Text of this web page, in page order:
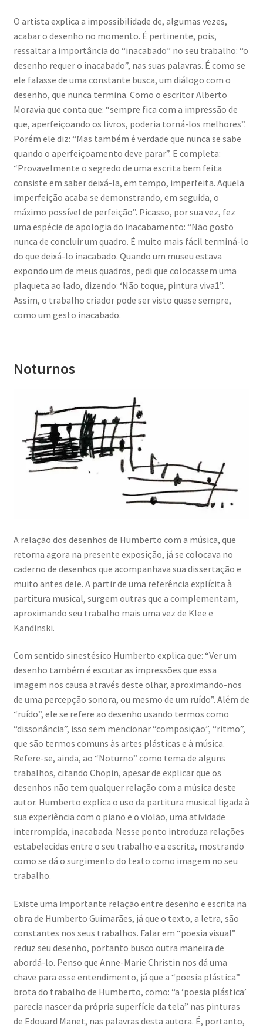
O artista explica a impossibilidade de, algumas vezes,
acabar o desenho no momento. É pertinente, pois,
ressaltar a importância do “inacabado” no seu trabalho: “o
desenho requer o inacabado”, nas suas palavras. É como se
ele falasse de uma constante busca, um diálogo com o
desenho, que nunca termina. Como o escritor Alberto
Moravia que conta que: “sempre fica com a impressão de
que, aperfeiçoando os livros, poderia torná-los melhores”.
Porém ele diz: “Mas também é verdade que nunca se sabe
quando o aperfeiçoamento deve parar”. E completa:
“Provavelmente o segredo de uma escrita bem feita
consiste em saber deixá-la, em tempo, imperfeita. Aquela
imperfeição acaba se demonstrando, em seguida, o
máximo possível de perfeição”. Picasso, por sua vez, fez
uma espécie de apologia do inacabamento: “Não gosto
nunca de concluir um quadro. É muito mais fácil terminá-lo
do que deixá-lo inacabado. Quando um museu estava
expondo um de meus quadros, pedi que colocassem uma
plaqueta ao lado, dizendo: ‘Não toque, pintura viva1”.
Assim, o trabalho criador pode ser visto quase sempre,
como um gesto inacabado.
Noturnos
A relação dos desenhos de Humberto com a música, que
retorna agora na presente exposição, já se colocava no
caderno de desenhos que acompanhava sua dissertação e
muito antes dele. A partir de uma referência explícita à
partitura musical, surgem outras que a complementam,
aproximando seu trabalho mais uma vez de Klee e
Kandinski.
Com sentido sinestésico Humberto explica que: “Ver um
desenho também é escutar as impressões que essa
imagem nos causa através deste olhar, aproximando-nos
de uma percepção sonora, ou mesmo de um ruído”. Além de
“ruído”, ele se refere ao desenho usando termos como
“dissonância”, isso sem mencionar “composição”, “ritmo”,
que são termos comuns às artes plásticas e à música.
Refere-se, ainda, ao “Noturno” como tema de alguns
trabalhos, citando Chopin, apesar de explicar que os
desenhos não tem qualquer relação com a música deste
autor. Humberto explica o uso da partitura musical ligada à
sua experiência com o piano e o violão, uma atividade
interrompida, inacabada. Nesse ponto introduza relações
estabelecidas entre o seu trabalho e a escrita, mostrando
como se dá o surgimento do texto como imagem no seu
trabalho.
Existe uma importante relação entre desenho e escrita na
obra de Humberto Guimarães, já que o texto, a letra, são
constantes nos seus trabalhos. Falar em “poesia visual”
reduz seu desenho, portanto busco outra maneira de
abordá-lo. Penso que Anne-Marie Christin nos dá uma
chave para esse entendimento, já que a “poesia plástica”
brota do trabalho de Humberto, como: “a ‘poesia plástica’
parecia nascer da própria superfície da tela” nas pinturas
de Edouard Manet, nas palavras desta autora. É, portanto,